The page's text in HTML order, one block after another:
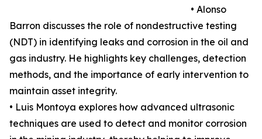
• Alonso
Barron discusses the role of nondestructive testing
(NDT) in identifying leaks and corrosion in the oil and
gas industry. He highlights key challenges, detection
methods, and the importance of early intervention to
maintain asset integrity.
• Luis Montoya explores how advanced ultrasonic
techniques are used to detect and monitor corrosion